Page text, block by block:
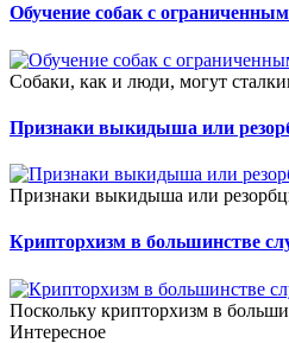
Обучение собак с
Собаки, как и люди, могут
Признаки выкидыша или
Признаки выкидыша или
Крипторхизм в большинстве
Поскольку крипторхизм в
Интересное